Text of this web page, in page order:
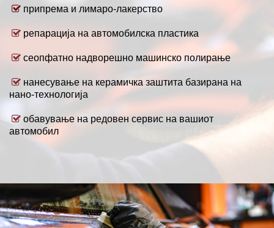
припрема и лимаро-лакерство
репарација на автомобилска пластика
сеопфатно надворешно машинско полирање
нанесување на керамичка заштита базирана на
нано-технологија
обавување на редовен сервис на вашиот
автомобил